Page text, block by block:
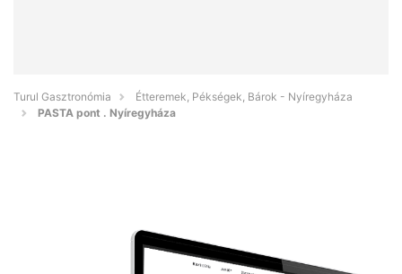
Turul Gasztronómia
Étteremek, Pékségek, Bárok - Nyíregyháza
PASTA pont . Nyíregyháza